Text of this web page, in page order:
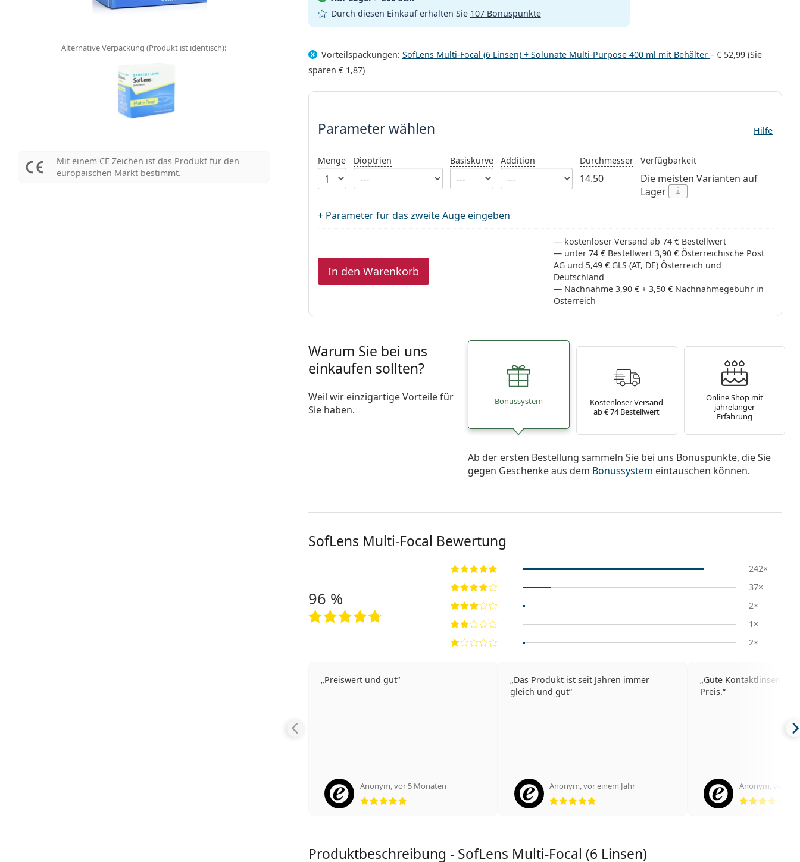
Alternative Verpackung (Produkt ist identisch):
Mit einem CE Zeichen ist das Produkt für den
europäischen Markt bestimmt.
Durch diesen Einkauf erhalten Sie 107 Bonuspunkte
Vorteilspackungen: SofLens Multi-Focal (6 Linsen) + Solunate Multi-Purpose 400 ml mit Behälter – € 52,99(Sie
sparen € 1,87)
Parameter wählen
Parameter wählen Hilfe
Menge Dioptrien Basiskurve Addition Durchmesser
14.50
Verfügbarkeit
Die meisten Varianten auf
Lager
i
+ Parameter für das zweite Auge eingeben
In den Warenkorb
kostenloser Versand ab 74 € Bestellwert
unter 74 € Bestellwert 3,90 € Österreichische Post
AG und 5,49 € GLS (AT, DE) Österreich und
Deutschland
Nachnahme 3,90 € + 3,50 € Nachnahmegebühr in
Österreich
Warum Sie bei uns
einkaufen sollten?
Weil wir einzigartige Vorteile für
Sie haben.
Bonussystem
Kostenloser Versand
ab € 74 Bestellwert
Online Shop mit
jahrelanger
Erfahrung
Ab der ersten Bestellung sammeln Sie bei uns Bonuspunkte, die Sie
gegen Geschenke aus dem Bonussystem eintauschen können.
SofLens Multi-Focal Bewertung
96 %
242×
37×
2×
1×
2×
Preiswert und gut
Anonym,vor 5 Monaten
Das Produkt ist seit Jahren immer
gleich und gut
Anonym,vor einem Jahr
Bewertung 5 aus 5
Gute Kontaktlinsen
Preis.
Anonym,
Produktbeschreibung - SofLens Multi-Focal (6 Linsen)